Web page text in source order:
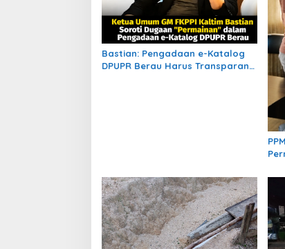
Bastian: Pengadaan e-Katalog
DPUPR Berau Harus Transparan,